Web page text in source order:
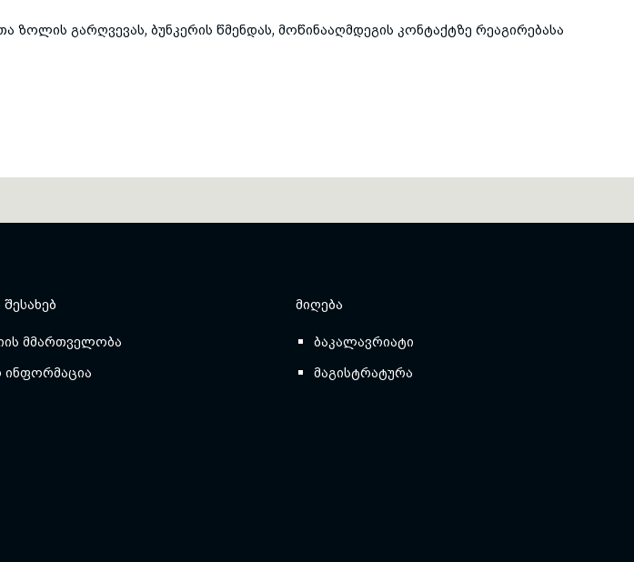
ზოლის გარღვევას, ბუნკერის წმენდას, მოწინააღმდეგის კონტაქტზე რეაგირებასა
მმართველობა
ინფორმაცია
ᲛᲘᲦᲔᲑᲐ
ბაკალავრიატი
მაგისტრატურა